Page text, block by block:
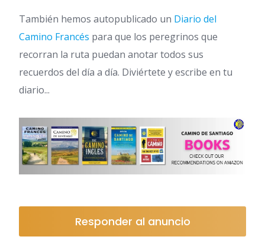
También hemos autopublicado un Diario del
Camino Francés para que los peregrinos que
recorran la ruta puedan anotar todos sus
recuerdos del día a día. Diviértete y escribe en tu
diario...
Responder al anuncio